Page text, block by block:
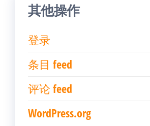
其他操作
登录
条目 feed
评论 feed
WordPress.org